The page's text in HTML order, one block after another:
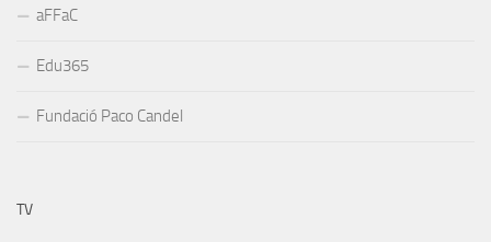
aFFaC
Edu365
Fundació Paco Candel
TV